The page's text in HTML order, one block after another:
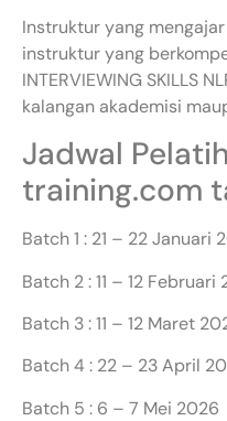
Instruktur yang
instruktur yang
INTERVIEWING SKILLS
kalangan akademisi
Jadwal
training.com
Batch 1 : 21 – 22 Januari
Batch 2 : 11 – 12 Februari
Batch 3 : 11 – 12 Maret
Batch 4 : 22 – 23 April
Batch 5 : 6 – 7 Mei 2026